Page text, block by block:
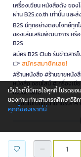
เครื่องเขียน หนังสือดัง ขอ
ผ่าน B2S.co.th เท่านั้น และ
B2S มีทุกอย่างตอบโจทย์ทุก
ของเล่นเสริมพัฒนาการ หรื
B2S
สมัคร B2S Club รับข่าวสาร
👉 สมัครสมาชิกเลย!
#ร้านหนังสือ #ร้านขายหนัง
หนังสือ ออนไลน์ #เครื่องเขี
เขียนใกล้ฉัน
*เงื่อนไขเป็นไปตามที่บริษัทฯ
is a
เว็บไซต์นี้มีการใช้คุกกี้ โปรดย
ของท่าน ท่านสามารถศึกษาวิธี
คุกกี้ของเราที่นี่